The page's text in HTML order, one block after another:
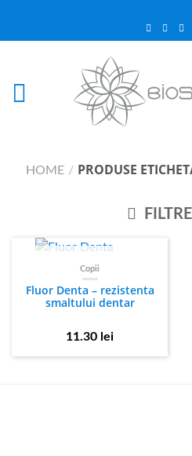
HOME / PRODUSE
STOC EPUIZAT
Copii
Fluor Denta – rezistenta
smaltului dentar
11.30 lei